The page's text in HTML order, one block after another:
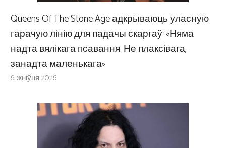
Queens Of The Stone Age адкрываюць уласную
гарачую лінію для падачы скаргаў: «Няма
надта вялікага псавання. Не плаксівага,
занадта маленькага»
6 жніўня 2026